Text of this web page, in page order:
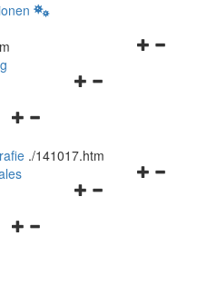
Navigationsmenü
Navigationsmenü
und
schließen
./141017.htm
Navigationsmenü
Navigationsmenü